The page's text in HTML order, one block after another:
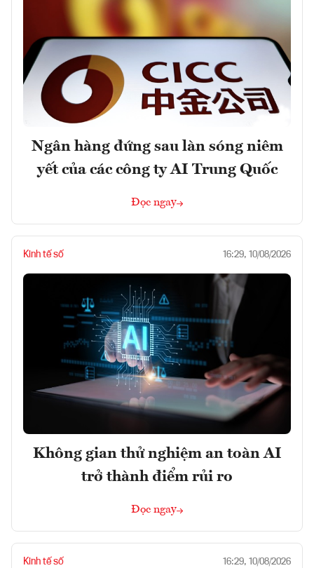
Ngân hàng đứng sau làn sóng niêm
yết của các công ty AI Trung Quốc
Đọc ngay
Kinh tế số 16:29, 10/08/2026
Không gian thử nghiệm an toàn AI
trở thành điểm rủi ro
Đọc ngay
Kinh tế số 16:29, 10/08/2026